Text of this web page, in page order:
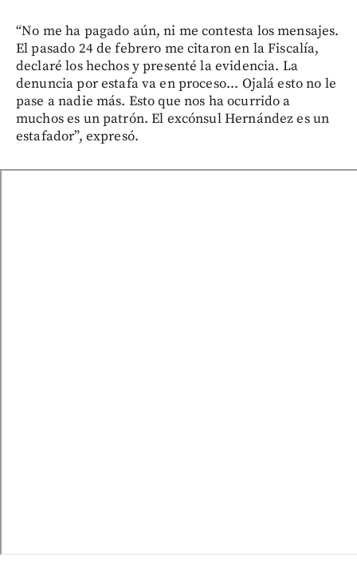
“No me ha pagado aún, ni me contesta los mensajes.
El pasado 24 de febrero me citaron en la Fiscalía,
declaré los hechos y presenté la evidencia. La
denuncia por estafa va en proceso... Ojalá esto no le
pase a nadie más. Esto que nos ha ocurrido a
muchos es un patrón. El excónsul Hernández es un
estafador”, expresó.